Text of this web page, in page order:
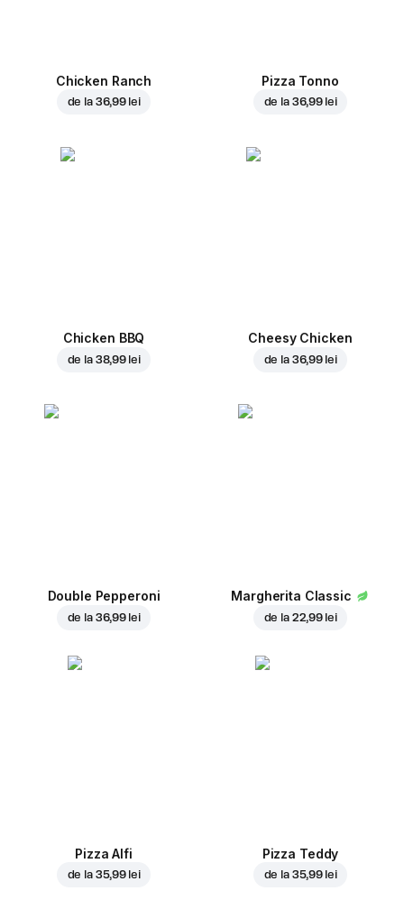
Chicken Ranch
de la 36,99 lei
Pizza Tonno
de la 36,99 lei
Chicken BBQ
de la 38,99 lei
Cheesy Chicken
de la 36,99 lei
Double Pepperoni
de la 36,99 lei
Margherita Classic
de la 22,99 lei
Pizza Alfi
de la 35,99 lei
Pizza Teddy
de la 35,99 lei